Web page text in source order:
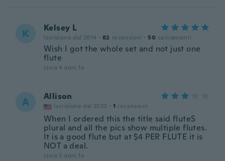
K Kelsey L
Iscrizione dal 2014 · 82 recensioni · 50 caricamenti
Wish I got the whole set and not just one
flute
circa 4 anni fa
A Allison
Iscrizione dal 2020 · 1 recensioni
When I ordered this the title said fluteS
plural and all the pics show multiple flutes.
It is a good flute but at $4 PER FLUTE it is
NOT a deal.
circa 5 anni fa